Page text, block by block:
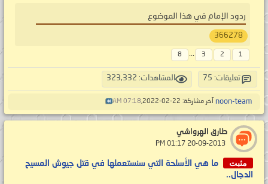
ردود الإمام في هذا الموضوع
366278
1
2
3
...
8
تعليقات: 75 المشاهدات: 323,332
noon-team آخر مشاركة: 22-02-2022, 07:18 AM
طارق الهرواشي
مثبت
ما هي الأسلحة التي سنستعملها في قتل جيوش المسيح
الدجال..